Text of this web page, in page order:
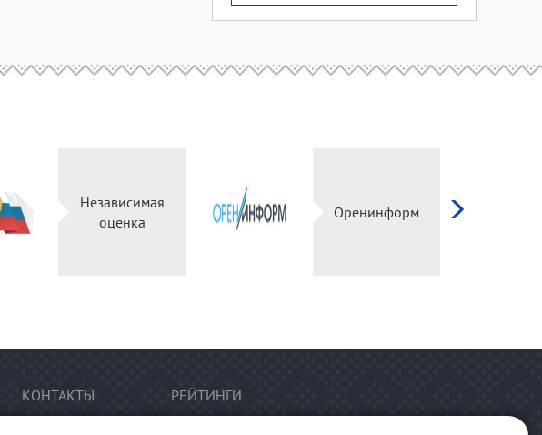
Независимая
оценка
Оренинформ
КОНТАКТЫ РЕЙТИНГИ